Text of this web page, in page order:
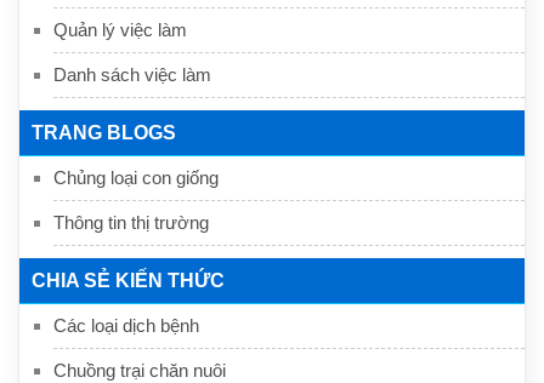
Quản lý việc làm
Danh sách việc làm
TRANG BLOGS
Chủng loại con giống
Thông tin thị trường
CHIA SẺ KIẾN THỨC
Các loại dịch bệnh
Chuồng trại chăn nuôi